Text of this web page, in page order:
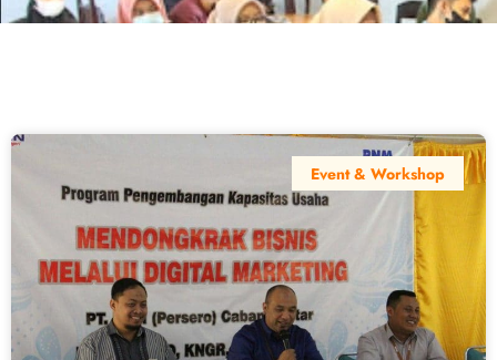
Event & Workshop